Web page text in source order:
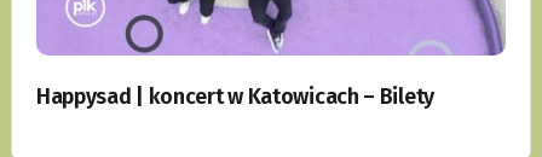
Happysad | koncert w Katowicach – Bilety